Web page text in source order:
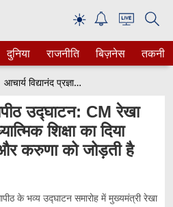
☀
दुनिया राजनीति बिज़नेस तकनीक
आचार्य विद्यानंद प्रज्ञापीठ उद्घाटन: CM रेखा गुप्ता ने वैज्ञानिक‑आध्यात्मिक शिक्षा का दिया मंत्र, कहा – “ज्ञान और करुणा को जोड़ती है जैन परंपरा”
उद्घाटन: CM रेखा
शिक्षा का दिया
करुणा को जोड़ती है
के भव्य उद्घाटन समारोह में मुख्यमंत्री रेखा